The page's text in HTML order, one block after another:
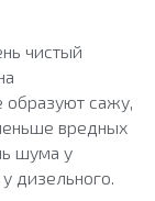
чистый
сажу,
вредных
шума у
дизельного.